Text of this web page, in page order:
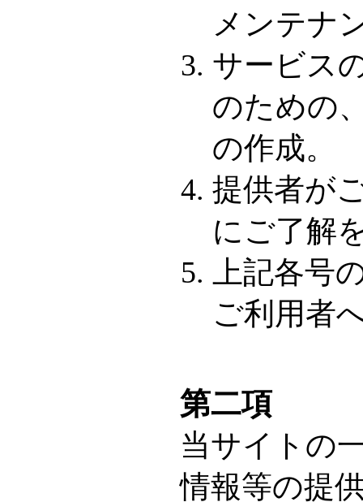
メンテナ
サービス
のための
の作成。
提供者が
にご了解
上記各号
ご利用者
第二項
当サイトの
情報等の提